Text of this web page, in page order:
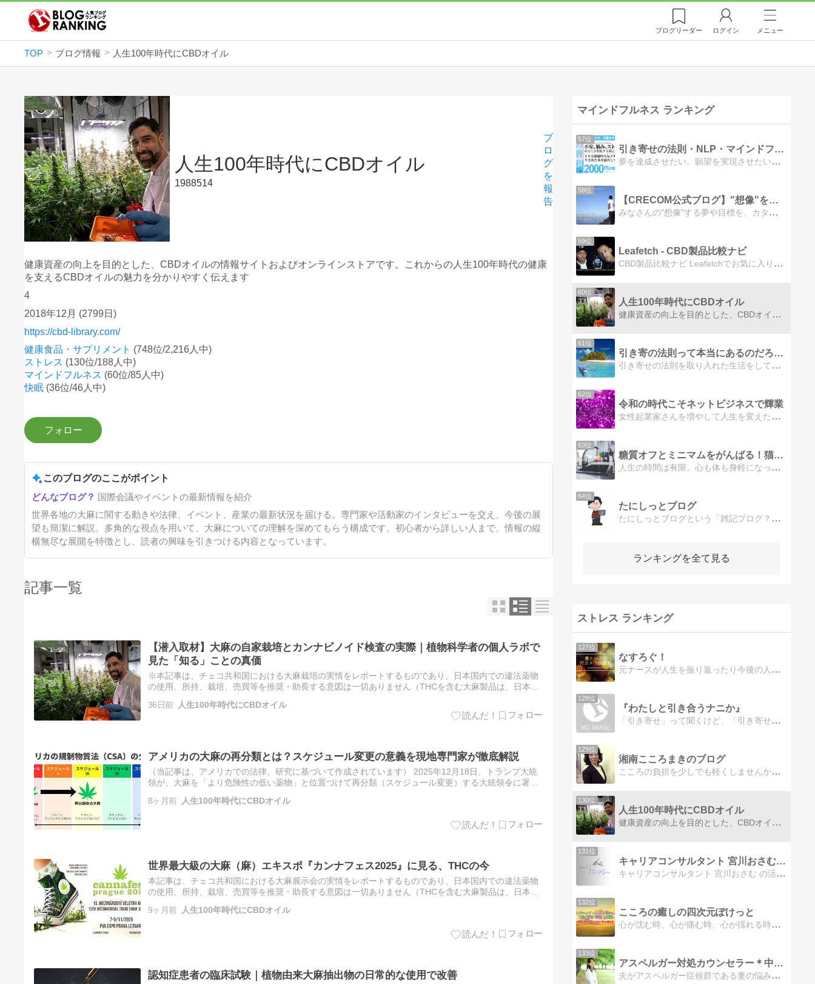
ブログリーダー ログイン メニュー
TOP ブログ情報 人生100年時代にCBDオイル
人生100年時代にCBDオイル
1988514
ブ
ロ
グ
を
報
告
健康資産の向上を目的とした、CBDオイルの情報サイトおよびオンラインストアです。これからの人生100年時代の健康
を支えるCBDオイルの魅力を分かりやすく伝えます
4
2018年12月 (2799日)
https://cbd-library.com/
健康食品・サプリメント (748位/2,216人中)
ストレス (130位/188人中)
マインドフルネス (60位/85人中)
快眠 (36位/46人中)
このブログのここがポイント
国際会議やイベントの最新情報を紹介
世界各地の大麻に関する動きや法律、イベント、産業の最新状況を届ける。専門家や活動家のインタビューを交え、今後の展
望も簡潔に解説。多角的な視点を用いて、大麻についての理解を深めてもらう構成です。初心者から詳しい人まで、情報の縦
横無尽な展開を特徴とし、読者の興味を引きつける内容となっています。
記事一覧
【潜入取材】大麻の自家栽培とカンナビノイド検査の実際｜植物科学者の個人ラボで
見た「知る」ことの真価
※本記事は、チェコ共和国における大麻栽培の実情をレポートするものであり、日本国内での違法薬物
の使用、所持、栽培、売買等を推奨・助長する意図は一切ありません（THCを含む大麻製品は、日本の
36日前 人生100年時代にCBDオイル
アメリカの大麻の再分類とは？スケジュール変更の意義を現地専門家が徹底解説
（当記事は、アメリカでの法律、研究に基づいて作成されています） 2025年12月18日、トランプ大統
領が、大麻を「より危険性の低い薬物」と位置づけて再分類（スケジュール変更）する大統領令に署名
8ヶ月前 人生100年時代にCBDオイル
世界最大級の大麻（麻）エキスポ『カンナフェス2025』に見る、THCの今
本記事は、チェコ共和国における大麻展示会の実情をレポートするものであり、日本国内での違法薬物
の使用、所持、栽培、売買等を推奨・助長する意図は一切ありません（THCを含む大麻製品は、日本の
9ヶ月前 人生100年時代にCBDオイル
認知症患者の臨床試験｜植物由来大麻抽出物の日常的な使用で改善
マインドフルネス ランキング
57位
引き寄せの法則・NLP・マインドフルネスで願望実現
夢を達成させたい。願望を実現させたい。成功者になりたい。その為に何が必要かを「引き寄せの法則」「NLP」「マインドフルネス」から考察し、提言しています。
58位
【CRECOM公式ブログ】"想像"を「カタチ」に
みなさんの"想像"する夢や目標を、カタチにするためのノウハウやアイデアを、日々クリエイター同士のコラボレーションや、場づくりをするCRECOMが様々な経験や学びからアウトプットして皆様にお届けいたします。
59位
Leafetch - CBD製品比較ナビ
CBD製品比較ナビ Leafetchでお気に入りのカンナビス製品と出会いましょう。CBD製品を販売価格や口コミ、成分などで比較できます。
60位
人生100年時代にCBDオイル
健康資産の向上を目的とした、CBDオイルの情報サイトおよびオンラインストアです。これからの人生100年時代の健康を支えるCBDオイルの魅力を分かりやすく伝えます
61位
引き寄の法則って本当にあるのだろうか？
引き寄せの法則を取り入れた生活をして実際に引き寄せた事例を紹介する検証ブログ
62位
令和の時代こそネットビジネスで輝業
女性起業家さんを増やして人生を変えたいと思います。また、女性の方で起業したい方、是非、起業してオンライン化にしましょう。応援致します。起業したらマインドフルネスで楽しみましょう。
63位
糖質オフとミニマムをがんばる！猫と暮らすわたし
人生の時間は有限。心も体も身軽になってとことん人生を謳歌しなきゃ！と、５０代半ばにしてようやく「自分」に目を向けられるようになりました。
64位
たにしっとブログ
たにしっとブログという「雑記ブログ？」を運営しています。 アナタが " ちょいイケ " になれるような情報を発信していますよ！ 現在、挑戦中なのは卒煙です。twitterの方で動向は確認できるので応援してもらえると嬉しいです。
ランキングを全て見る
ストレス ランキング
127位
なすろぐ！
元ナースが人生を振り返ったり今後の人生について考えるブログ。主に新人看護師に向けて発信していきます。
128位
『わたしと引き合うナニか』
「引き寄せ」って聞くけど、「引き寄せられてる」とも考えられますよね。日々の生活の中でわたしと「引き合う」ナニかをご紹介することで、あなたの暮らしに元気や楽しさ…
129位
湘南こころまきのブログ
こころの負担を少しでも軽くしませんか？楽しい講座を受けて輝く自分をプロデュース
130位
人生100年時代にCBDオイル
健康資産の向上を目的とした、CBDオイルの情報サイトおよびオンラインストアです。これからの人生100年時代の健康を支えるCBDオイルの魅力を分かりやすく伝えます
131位
キャリアコンサルタント 宮川おさむ のブログ
キャリアコンサルタント 宮川おさむ の活動状況、イベント、情報交換など、をご報告させていただきます。
132位
こころの癒しの四次元ぽけっと
心が沈む時、心が痛む時、心が揺れる時。心を癒してくれる「癒しの秘密道具」が出てくる「四次元ぽけっと」があるといいなと思ったことはありませんか？カウンセラーがセルフケアのために愛用している癒しの方法や、心に響いた言葉を紹介するブログです。
133位
アスペルガー対処カウンセラー＊中田 裕子
夫がアスペルガー症候群である妻の悩みを解決するお手伝いと応援をするブログです。深いカサンドラ症候群から抜け出す、もう二度と陥らない方法をお届けします。私もあなたと共に成長していきます。よかったらブログに遊びに来てください。